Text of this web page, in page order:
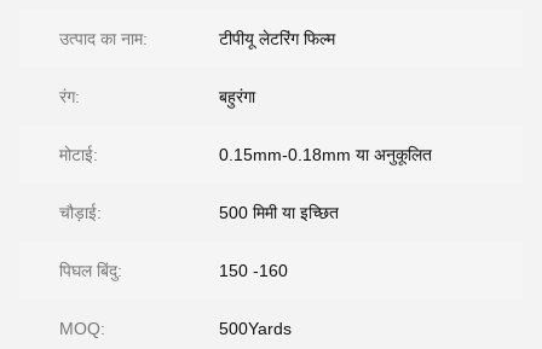
उत्पाद का नाम: टीपीयू लेटरिंग फिल्म
रंग: बहुरंगा
मोटाई: 0.15mm-0.18mm या अनुकूलित
चौड़ाई: 500 मिमी या इच्छित
पिघल बिंदु: 150 -160
MOQ: 500Yards